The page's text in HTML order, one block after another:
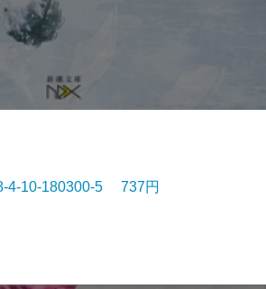
4-10-180300-5 737円